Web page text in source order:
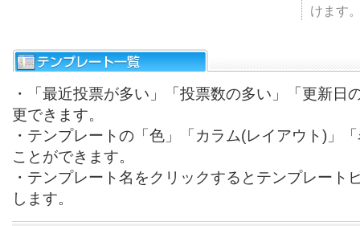
けます
・「最近投票が多い」「投票数の多い」「更新日
更できます。
・テンプレートの「色」「カラム(レイアウト)」
ことができます。
・テンプレート名をクリックするとテンプレート
します。